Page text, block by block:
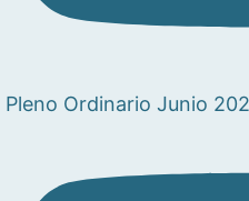
Pleno Ordinario Junio